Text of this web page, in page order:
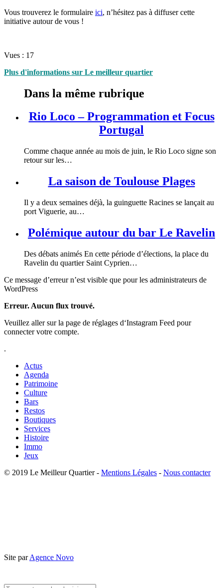
Vous trouverez le formulaire ici, n’hésitez pas à diffuser cette
initiative autour de vous !
Vues : 17
Plus d'informations sur Le meilleur quartier
Dans la même rubrique
Rio Loco – Programmation et Focus
Portugal
Comme chaque année au mois de juin, le Rio Loco signe son
retour sur les…
La saison de Toulouse Plages
Il y a deux semaines déjà, la guinguette Racines se lançait au
port Viguerie, au…
Polémique autour du bar Le Ravelin
Des débats animés En cette période d’élections, la place du
Ravelin du quartier Saint Cyprien…
Ce message d’erreur n’est visible que pour les administrateurs de
WordPress
Erreur. Aucun flux trouvé.
Veuillez aller sur la page de réglages d‘Instagram Feed pour
connecter votre compte.
.
Actus
Agenda
Patrimoine
Culture
Bars
Restos
Boutiques
Services
Histoire
Immo
Jeux
© 2019 Le Meilleur Quartier - Mentions Légales - Nous contacter
Site parAgence Novo